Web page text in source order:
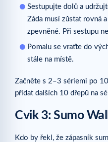
Sestupujte dolů a
Záda musí zůstat rovná
zpevněné. Při sestupu
Pomalu se vraťte do
stále na místě.
Začněte s 2–3 sériemi po
přidat dalších 10 dřepů na
Cvik 3: Sumo
Kdo by řekl, že zápasník